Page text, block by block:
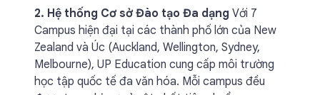
2. Hệ thống Cơ sở Đào tạo Đa dạng Với 7
Campus hiện đại tại các thành phố lớn của New
Zealand và Úc (Auckland, Wellington, Sydney,
Melbourne), UP Education cung cấp môi trường
học tập quốc tế đa văn hóa. Mỗi campus đều